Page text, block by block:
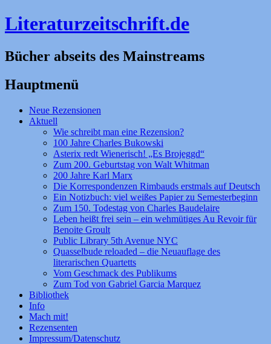
Literaturzeitschrift.de
Bücher abseits des Mainstreams
Hauptmenü
Zum
Inhalt
Neue Rezensionen
Aktuell
Wie schreibt man eine Rezension?
100 Jahre Charles Bukowski
Asterix redt Wienerisch! „Es Brojeggd“
Zum 200. Geburtstag von Walt Whitman
200 Jahre Karl Marx
Die Korrespondenzen Rimbauds erstmals auf Deutsch
Ein Notizbuch: viel weißes Papier zu Semesterbeginn
Zum 150. Todestag von Charles Baudelaire
Leben heißt frei sein – ein wehmütiges Au Revoir für
Benoite Groult
Public Library 5th Avenue NYC
Quasselbude reloaded – die Neuauflage des
literarischen Quartetts
Vom Geschmack des Publikums
Zum Tod von Gabriel Garcia Marquez
Bibliothek
Info
Mach mit!
Rezensenten
Impressum/Datenschutz